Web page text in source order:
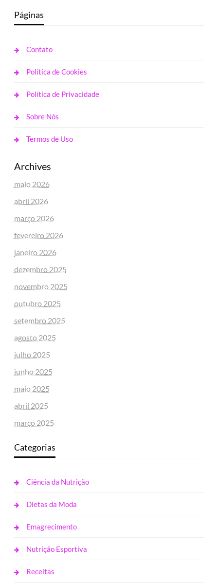
Páginas
Contato
Política de Cookies
Política de Privacidade
Sobre Nós
Termos de Uso
Archives
maio 2026
abril 2026
março 2026
fevereiro 2026
janeiro 2026
dezembro 2025
novembro 2025
outubro 2025
setembro 2025
agosto 2025
julho 2025
junho 2025
maio 2025
abril 2025
março 2025
Categorias
Ciência da Nutrição
Dietas da Moda
Emagrecimento
Nutrição Esportiva
Receitas